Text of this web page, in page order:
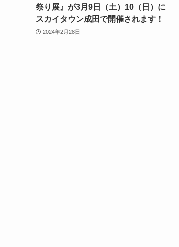
祭り展』が3月9日（土）10（日）に
スカイタウン成田で開催されます！
2024年2月28日